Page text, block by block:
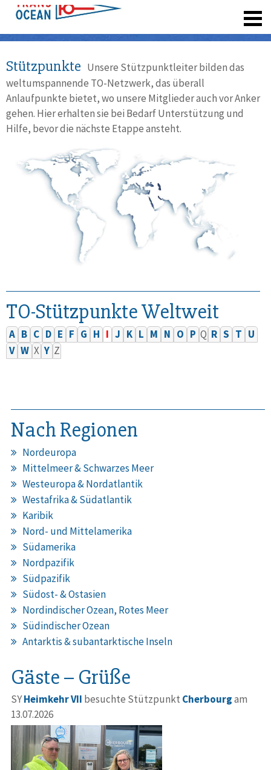
Stützpunkte Unsere Stützpunktleiter bilden das
weltumspannende TO-Netzwerk, das überall
Anlaufpunkte bietet, wo unsere Mitglieder auch vor Anker
gehen. Hier erhalten sie bei Bedarf Unterstützung und
Hilfe, bevor die nächste Etappe ansteht.
TO-Stützpunkte Weltweit
A B C D E F G H I J K L M N O P Q R S T U
V W X Y Z
Nach Regionen
Nordeuropa
Mittelmeer & Schwarzes Meer
Westeuropa & Nordatlantik
Westafrika & Südatlantik
Karibik
Nord- und Mittelamerika
Südamerika
Nordpazifik
Südpazifik
Südost- & Ostasien
Nordindischer Ozean, Rotes Meer
Südindischer Ozean
Antarktis & subantarktische Inseln
Gäste – Grüße
SYHeimkehr VII besuchte Stützpunkt Cherbourgam
13.07.2026